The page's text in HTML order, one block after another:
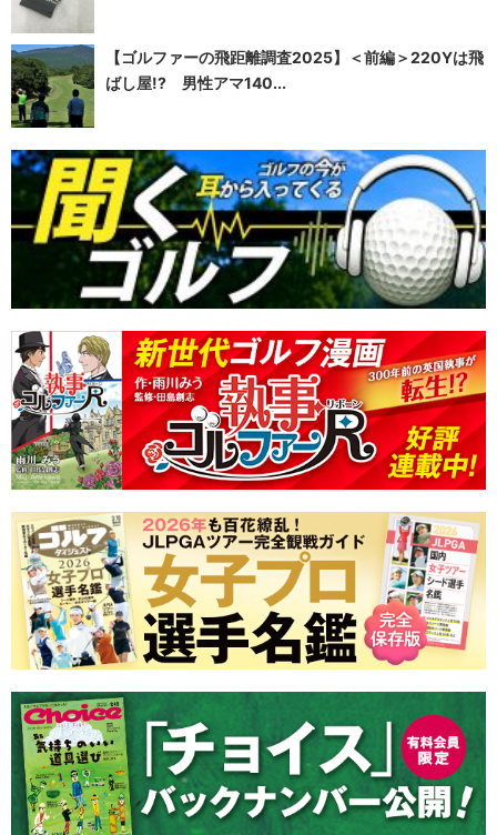
【ゴルファーの飛距離調査2025】＜前編＞220Yは飛
ばし屋!? 男性アマ140...